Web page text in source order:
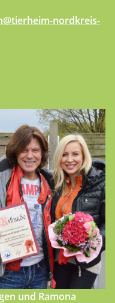
nordkreis-
und Ramona